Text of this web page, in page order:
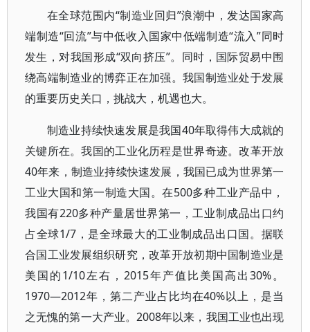
在全球范围内“制造业回归”浪潮中，发达国家高
端制造“回流”与中低收入国家中低端制造“流入”同时
发生，对我国形成“双向挤压”。同时，国际贸易中围
绕高端制造业的博弈正在加强。我国制造业处于发展
的重要历史关口，挑战大，机遇也大。
制造业持续快速发展是我国40年取得伟大成就的
关键所在。我国的工业化历程是世界奇迹。改革开放
40年来，制造业持续快速发展，我国已成为世界第一
工业大国和第一制造大国。在500多种工业产品中，
我国有220多种产量居世界第一，工业制成品出口约
占全球1/7，是全球最大的工业制成品出口国。据联
合国工业发展组织研究，改革开放初期中国制造业是
美国的1/10左右，2015年产值比美国高出30%。
1970—2012年，第二产业占比均在40%以上，是当
之无愧的第一大产业。2008年以来，我国工业也出现